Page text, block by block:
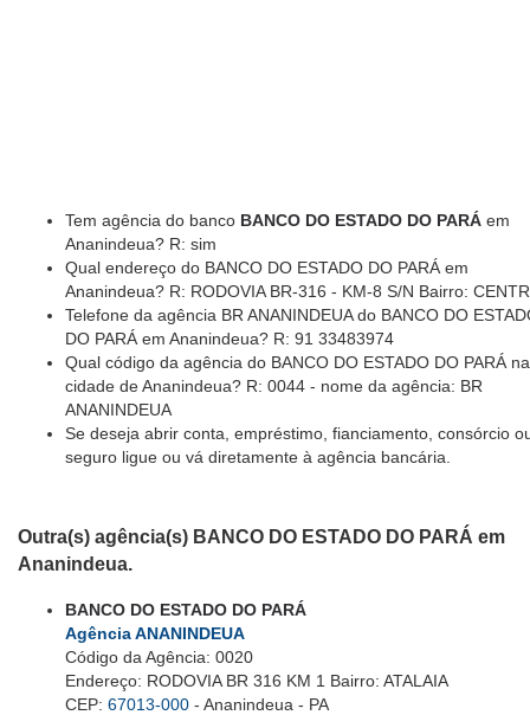
Tem agência do banco BANCO DO ESTADO DO PARÁ em
Ananindeua? R: sim
Qual endereço do BANCO DO ESTADO DO PARÁ em
Ananindeua? R: RODOVIA BR-316 - KM-8 S/N Bairro:
Telefone da agência BR ANANINDEUA do BANCO DO
DO PARÁ em Ananindeua? R: 91 33483974
Qual código da agência do BANCO DO ESTADO DO PARÁ na
cidade de Ananindeua? R: 0044 - nome da agência: BR
ANANINDEUA
Se deseja abrir conta, empréstimo, fianciamento, consórcio
seguro ligue ou vá diretamente à agência bancária.
Outra(s) agência(s) BANCO DO ESTADO DO PARÁ em
Ananindeua.
BANCO DO ESTADO DO PARÁ
Agência ANANINDEUA
Código da Agência: 0020
Endereço: RODOVIA BR 316 KM 1 Bairro: ATALAIA
CEP: 67013-000 - Ananindeua - PA